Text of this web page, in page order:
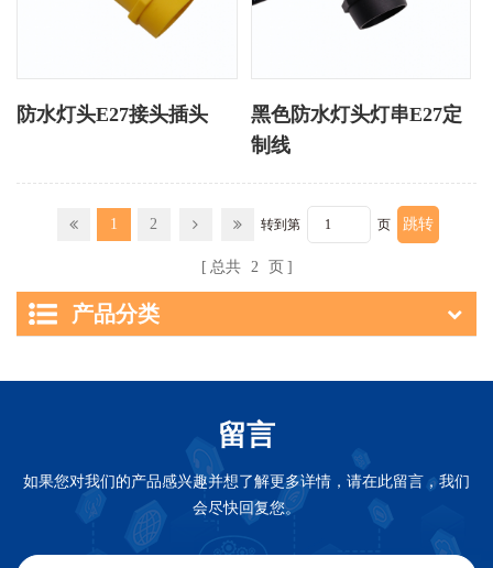
防水灯头E27接头插头
黑色防水灯头灯串E27定
制线
1 2 转到第 页
总共 2 页
产品分类
留言
如果您对我们的产品感兴趣并想了解更多详情，请在此留言，我们
会尽快回复您。